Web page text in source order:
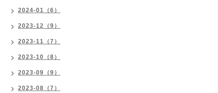
2024-01（6）
2023-12（9）
2023-11（7）
2023-10（8）
2023-09（9）
2023-08（7）